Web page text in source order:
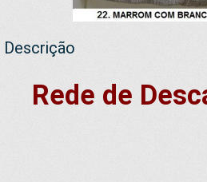
Descrição
Rede de